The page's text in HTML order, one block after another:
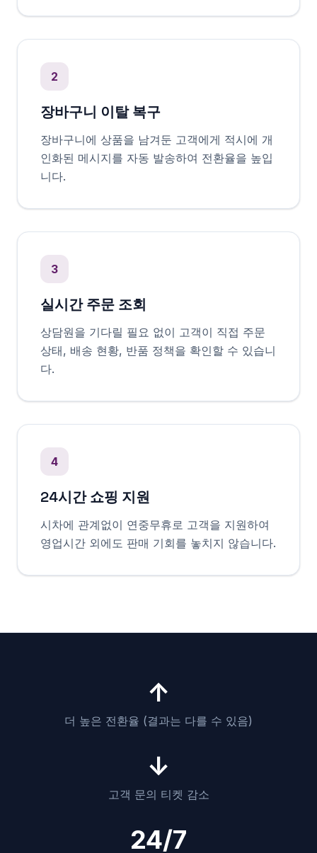
2
장바구니 이탈 복구
장바구니에 상품을 남겨둔 고객에게 적시에 개
인화된 메시지를 자동 발송하여 전환율을 높입
니다.
3
실시간 주문 조회
상담원을 기다릴 필요 없이 고객이 직접 주문
상태, 배송 현황, 반품 정책을 확인할 수 있습니
다.
4
24시간 쇼핑 지원
시차에 관계없이 연중무휴로 고객을 지원하여
영업시간 외에도 판매 기회를 놓치지 않습니다.
↑
더 높은 전환율 (결과는 다를 수 있음)
↓
고객 문의 티켓 감소
24/7